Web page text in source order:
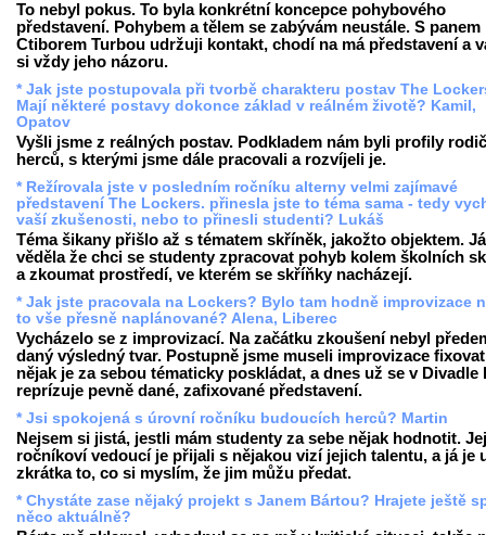
To nebyl pokus. To byla konkrétní koncepce pohybového
představení. Pohybem a tělem se zabývám neustále. S panem
Ctiborem Turbou udržuji kontakt, chodí na má představení a
si vždy jeho názoru.
* Jak jste postupovala při tvorbě charakteru postav The
Mají některé postavy dokonce základ v reálném životě? Kamil,
Opatov
Vyšli jsme z reálných postav. Podkladem nám byli profily
herců, s kterými jsme dále pracovali a rozvíjeli je.
* Režírovala jste v posledním ročníku alterny velmi zajímavé
představení The Lockers. přinesla jste to téma sama - tedy
vaší zkušenosti, nebo to přinesli studenti? Lukáš
Téma šikany přišlo až s tématem skříněk, jakožto objektem.
věděla že chci se studenty zpracovat pohyb kolem školních
a zkoumat prostředí, ve kterém se skříňky nacházejí.
* Jak jste pracovala na Lockers? Bylo tam hodně improvizace
to vše přesně naplánované? Alena, Liberec
Vycházelo se z improvizací. Na začátku zkoušení nebyl
daný výsledný tvar. Postupně jsme museli improvizace
nějak je za sebou tématicky poskládat, a dnes už se v Divadle
reprízuje pevně dané, zafixované představení.
* Jsi spokojená s úrovní ročníku budoucích herců? Martin
Nejsem si jistá, jestli mám studenty za sebe nějak hodnotit.
ročníkoví vedoucí je přijali s nějakou vizí jejich talentu, a já je
zkrátka to, co si myslím, že jim můžu předat.
* Chystáte zase nějaký projekt s Janem Bártou? Hrajete ještě
něco aktuálně?